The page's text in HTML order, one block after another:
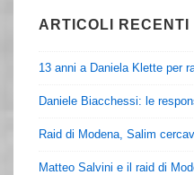
ARTICOLI RECENTI
13 anni a Daniela Klette per
Daniele Biacchessi: le
Raid di Modena, Salim
Matteo Salvini e il raid di